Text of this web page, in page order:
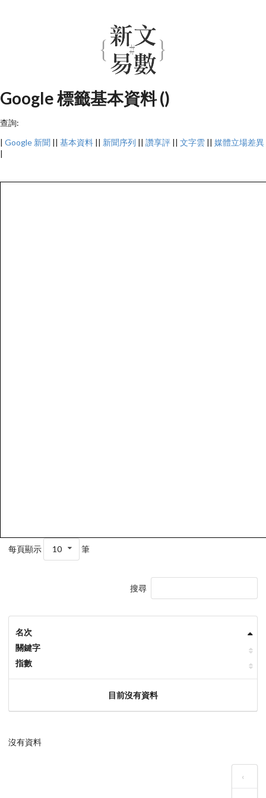
Google 標籤基本資料 ()
查詢:
| Google 新聞 || 基本資料 || 新聞序列 || 讚享評 || 文字雲 || 媒體立場差異
|
每頁顯示 10 筆
搜尋
名次
關鍵字
指數
目前沒有資料
沒有資料
‹